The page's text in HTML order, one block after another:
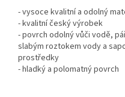
- vysoce kvalitní a odolný
- kvalitní český výrobek
- povrch odolný vůči vodě,
slabým roztokem vody a
prostředky
- hladký a polomatný povrch